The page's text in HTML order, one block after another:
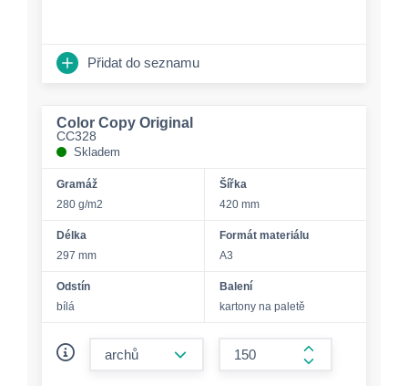
Přidat do seznamu
Color Copy Original
CC328
Skladem
Gramáž
280 g/m2
Šířka
420 mm
Délka
297 mm
Formát materiálu
A3
Odstín
bílá
Balení
kartony na paletě
form.increase-